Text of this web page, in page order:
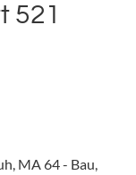
521
MA 64 - Bau,